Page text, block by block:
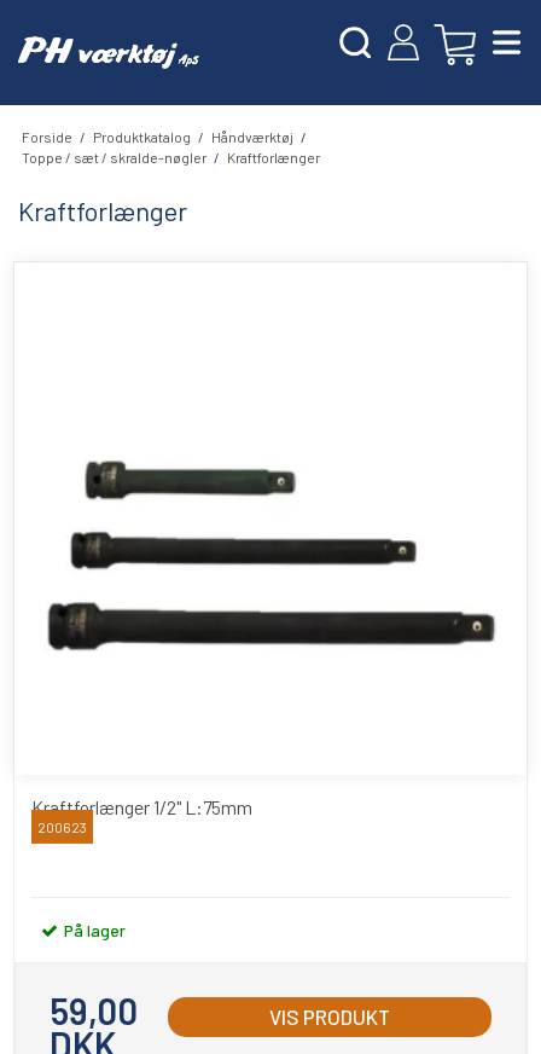
Forside / Produktkatalog / Håndværktøj /
Toppe / sæt / skralde-nøgler / Kraftforlænger
Kraftforlænger
Kraftforlænger 1/2" L:75mm
BATO
200623
På lager
59,00
DKK
VIS PRODUKT